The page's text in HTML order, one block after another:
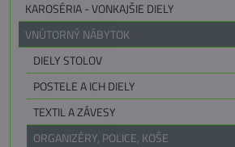
KAROSÉRIA - VONKAJŠIE DIELY
VNÚTORNÝ NÁBYTOK
DIELY STOLOV
POSTELE A ICH DIELY
TEXTIL A ZÁVESY
ORGANIZÉRY, POLICE, KOŠE